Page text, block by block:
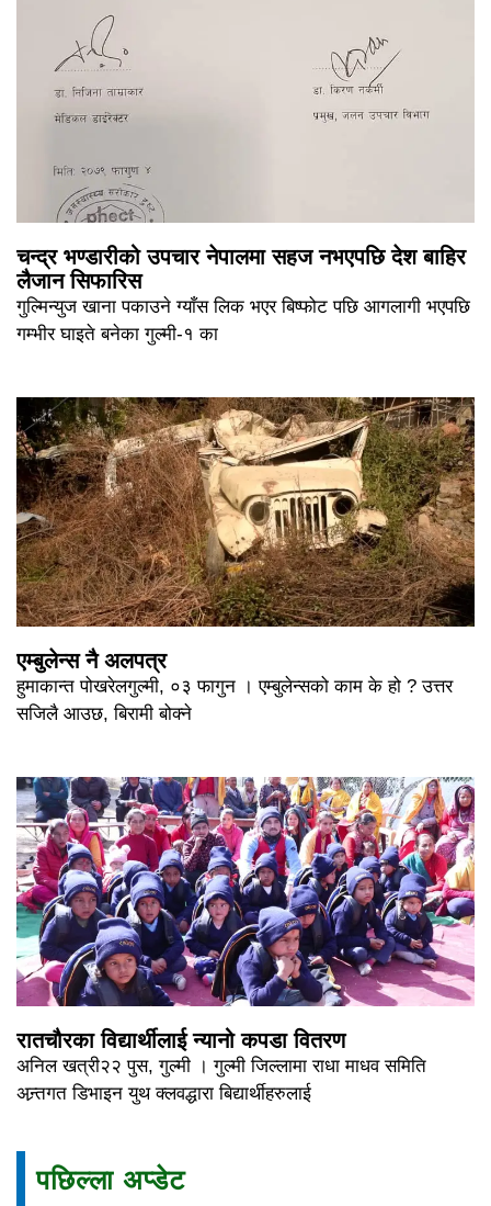
चन्द्र भण्डारीको उपचार नेपालमा सहज नभएपछि देश बाहिर
लैजान सिफारिस
गुल्मिन्युज खाना पकाउने ग्याँस लिक भएर बिष्फोट पछि आगलागी भएपछि
गम्भीर घाइते बनेका गुल्मी-१ का
एम्बुलेन्स नै अलपत्र
हुमाकान्त पोखरेलगुल्मी, ०३ फागुन । एम्बुलेन्सको काम के हो ? उत्तर
सजिलै आउछ, बिरामी बोक्ने
रातचौरका विद्यार्थीलाई न्यानो कपडा वितरण
अनिल खत्री२२ पुस, गुल्मी । गुल्मी जिल्लामा राधा माधव समिति
अन्र्तगत डिभाइन युथ क्लवद्धारा बिद्यार्थीहरुलाई
पछिल्ला अप्डेट